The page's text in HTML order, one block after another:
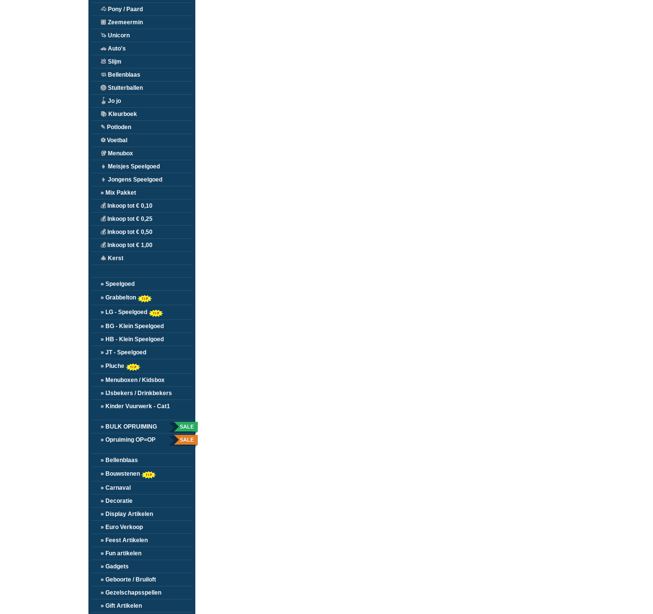
🐴 Pony / Paard
🏽 Zeemeermin
🦄 Unicorn
🚗 Auto's
💩 Slijm
🧼 Bellenblaas
🏐 Stuiterballen
🪀 Jo jo
📚 Kleurboek
✎ Potloden
⚽Voetbal
🥡 Menubox
👧 Meisjes Speelgoed
👦 Jongens Speelgoed
» Mix Pakket
💰Inkoop tot € 0,10
💰Inkoop tot € 0,25
💰Inkoop tot € 0,50
💰Inkoop tot € 1,00
🎄 Kerst
» Speelgoed
» Grabbelton
» LG - Speelgoed
» BG - Klein Speelgoed
» HB - Klein Speelgoed
» JT - Speelgoed
» Pluche
» Menuboxen / Kidsbox
» IJsbekers / Drinkbekers
» Kinder Vuurwerk - Cat1
» BULK OPRUIMING SALE
» Opruiming OP=OP SALE
» Bellenblaas
» Bouwstenen
» Carnaval
» Decoratie
» Display Artikelen
» Euro Verkoop
» Feest Artikelen
» Fun artikelen
» Gadgets
» Geboorte / Bruiloft
» Gezelschapsspellen
» Gift Artikelen